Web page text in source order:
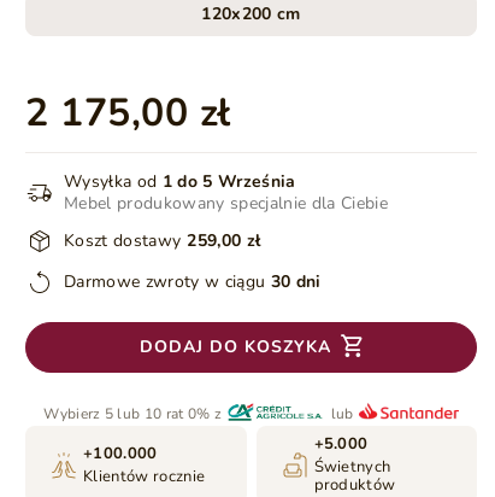
120x200 cm
2 175,00 zł
Wysyłka od 1 do 5 Września
Mebel produkowany specjalnie dla Ciebie
Koszt dostawy 259,00 zł
Darmowe zwroty w ciągu 30 dni
DODAJ DO KOSZYKA
Wybierz 5 lub 10 rat 0% z lub
+100.000
Klientów rocznie
+5.000
Świetnych
produktów